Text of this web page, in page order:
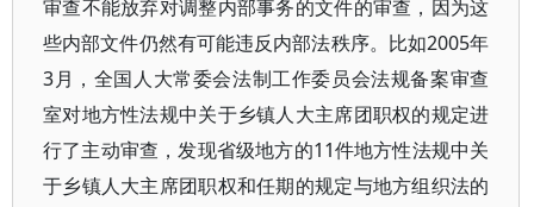
审查不能放弃对调整内部事务的文件的审查，因为这
些内部文件仍然有可能违反内部法秩序。比如2005年
3月，全国人大常委会法制工作委员会法规备案审查
室对地方性法规中关于乡镇人大主席团职权的规定进
行了主动审查，发现省级地方的11件地方性法规中关
于乡镇人大主席团职权和任期的规定与地方组织法的